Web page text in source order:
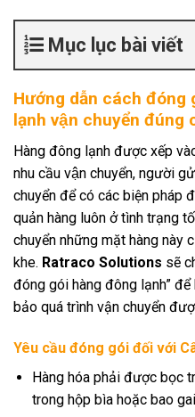
Mục lục bài viết
Hướng dẫn cách đóng
lạnh vận chuyển đúng
Hàng đông lạnh được xếp
nhu cầu vận chuyển, người
chuyển để có các biện pháp
quản hàng luôn ở tình trạng
chuyển những mặt hàng này
khe. Ratraco Solutions sẽ
đóng gói hàng đông lạnh”
bảo quá trình vận chuyển
Yêu cầu đóng gói đối với
Hàng hóa phải được bọc
trong hộp bìa hoặc bao